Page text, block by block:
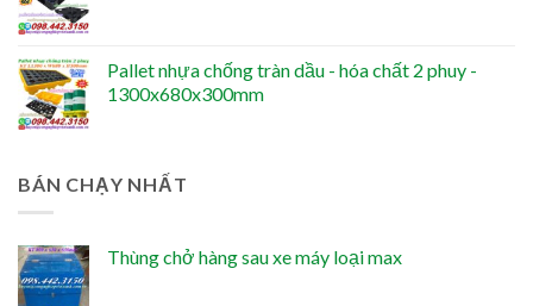
Pallet nhựa chống tràn dầu - hóa chất 2 phuy -
1300x680x300mm
BÁN CHẠY NHẤT
Thùng chở hàng sau xe máy loại max